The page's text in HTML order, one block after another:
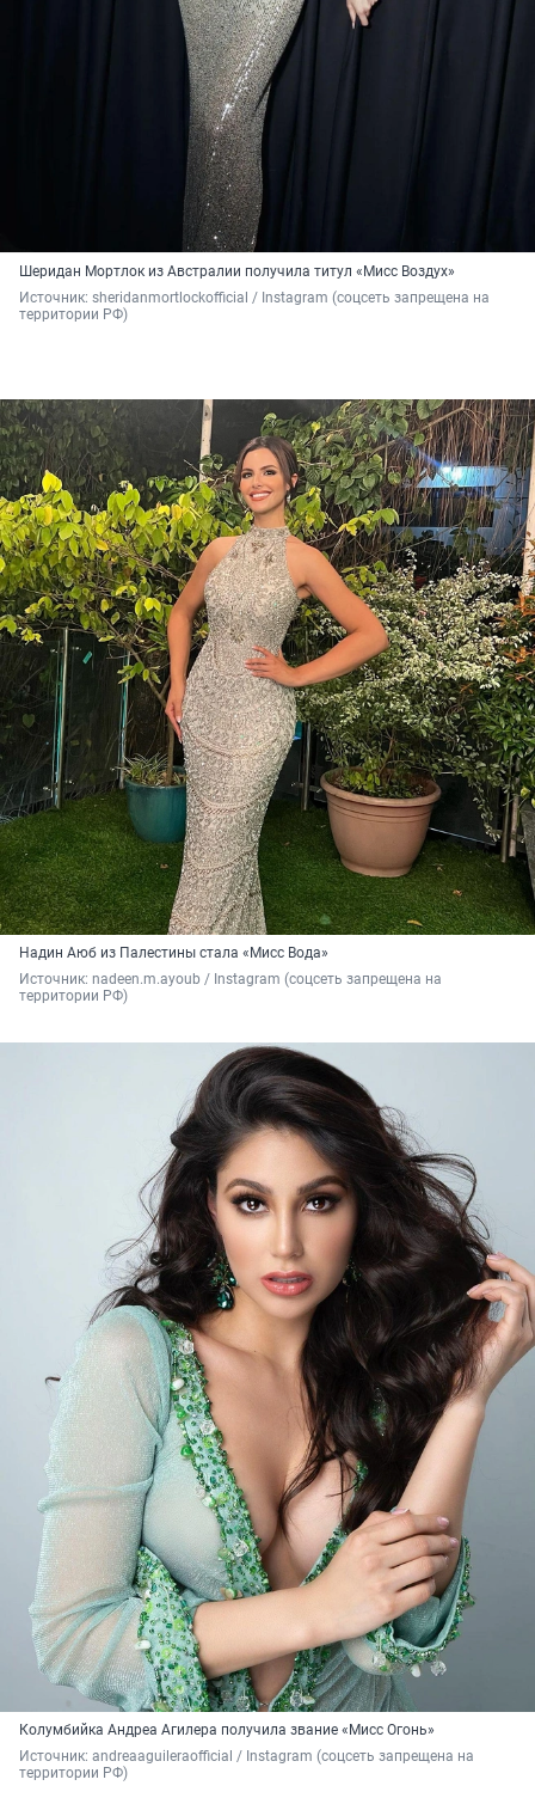
Шеридан Мортлок из Австралии получила титул «Мисс Воздух»
Источник: sheridanmortlockofficial / Instagram (соцсеть запрещена на
территории РФ)
Надин Аюб из Палестины стала «Мисс Вода»
Источник: nadeen.m.ayoub / Instagram (соцсеть запрещена на
территории РФ)
Колумбийка Андреа Агилера получила звание «Мисс Огонь»
Источник: andreaaguileraofficial / Instagram (соцсеть запрещена на
территории РФ)